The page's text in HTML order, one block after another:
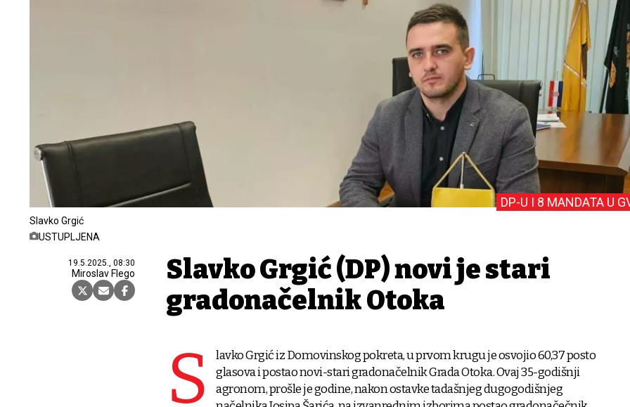
Slavko Grgić
USTUPLJENA
19.5.2025., 08:30
Miroslav Flego
DP-U I 8 MANDATA U
Slavko Grgić (DP) novi je stari
gradonačelnik Otoka
S
lavko Grgić iz Domovinskog pokreta, u prvom krugu je osvojio 60,37 posto
glasova i postao novi-stari gradonačelnik Grada Otoka. Ovaj 35-godišnji
agronom, prošle je godine, nakon ostavke tadašnjeg dugogodišnjeg